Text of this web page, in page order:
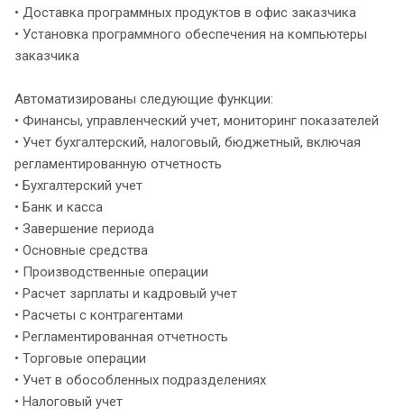
• Доставка программных продуктов в офис заказчика
• Установка программного обеспечения на компьютеры
заказчика
Автоматизированы следующие функции:
• Финансы, управленческий учет, мониторинг показателей
• Учет бухгалтерский, налоговый, бюджетный, включая
регламентированную отчетность
• Бухгалтерский учет
• Банк и касса
• Завершение периода
• Основные средства
• Производственные операции
• Расчет зарплаты и кадровый учет
• Расчеты с контрагентами
• Регламентированная отчетность
• Торговые операции
• Учет в обособленных подразделениях
• Налоговый учет